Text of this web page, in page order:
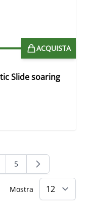
ACQUISTA
Slide soaring
la pagina
Pagina
5
Mostra